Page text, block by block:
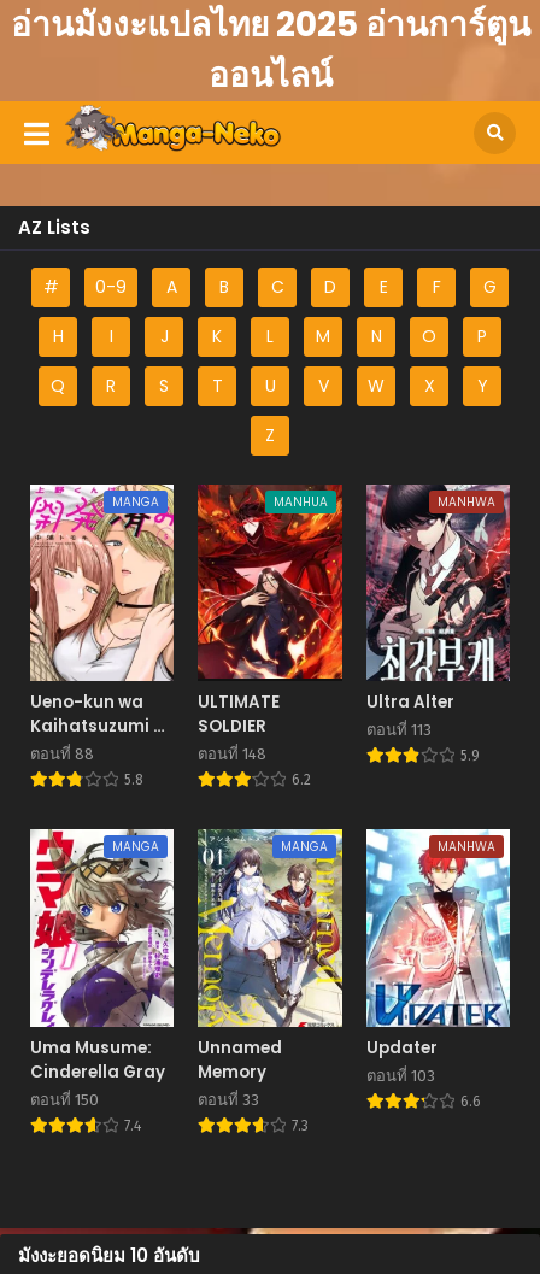
อ่านมังงะแปลไทย 2025 อ่านการ์ตูน
ออนไลน์
AZ Lists
# 0-9 A B C D E F G
H I J K L M N O P
Q R S T U V W X Y
Z
MANGA
Ueno-kun wa
Kaihatsuzumi อุ
เอโนะคุงโคตร M กับ
3 สาวสุด S
ตอนที่ 88
5.8
MANHUA
ULTIMATE
SOLDIER
ตอนที่ 148
6.2
MANHWA
Ultra Alter
ตอนที่ 113
5.9
MANGA
Uma Musume:
Cinderella Gray
ตอนที่ 150
7.4
MANGA
Unnamed
Memory
ตอนที่ 33
7.3
MANHWA
Updater
ตอนที่ 103
6.6
มังงะยอดนิยม 10 อันดับ